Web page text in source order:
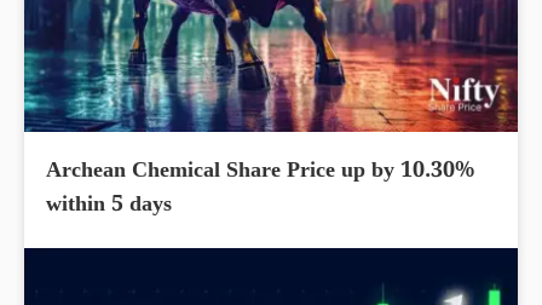
Archean Chemical Share Price up by 10.30%
within 5 days